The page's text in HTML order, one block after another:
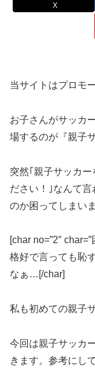
X
当サイトはプロモ
お子さんがサッカ
場するのが『親子
突然｢親子サッカ
ださい！｣なんて
のか困ってしまい
[char no=”2″
格好で言っても恥
なぁ…[/char]
私も初めての親子
今回は親子サッカ
きます。参考にし